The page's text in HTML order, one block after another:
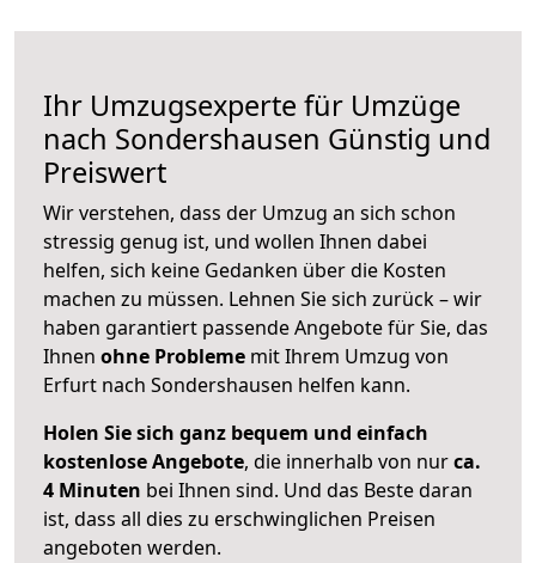
Ihr Umzugsexperte für Umzüge
nach Sondershausen Günstig und
Preiswert
Wir verstehen, dass der Umzug an sich schon
stressig genug ist, und wollen Ihnen dabei
helfen, sich keine Gedanken über die Kosten
machen zu müssen. Lehnen Sie sich zurück – wir
haben garantiert passende Angebote für Sie, das
Ihnen ohne Probleme mit Ihrem Umzug von
Erfurt nach Sondershausen helfen kann.
Holen Sie sich ganz bequem und einfach
kostenlose Angebote, die innerhalb von nurca.
4 Minuten bei Ihnen sind. Und das Beste daran
ist, dass all dies zu erschwinglichen Preisen
angeboten werden.